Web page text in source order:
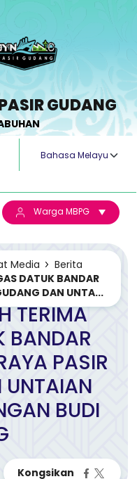
GUDANG
Select your
Warga MBPG
Media
Berita
DATUK BANDAR
DAN UNTA...
TERIMA
BANDAR
PASIR
BUDI